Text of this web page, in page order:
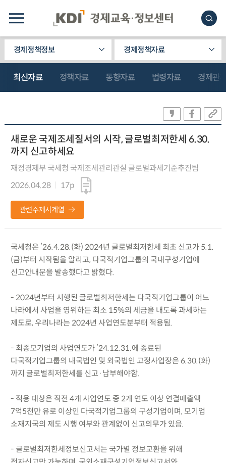
경제정책정보 경제정책자료
최신자료 정책자료 동향자료 법령자료 경제관
새로운 국제조세질서의 시작, 글로벌최저한세 6.30.
까지 신고하세요
재정경제부 국세청 국제조세관리관실 글로벌과세기준추진팀
2026.04.28
17p
관련주제시계열
국세청은 ’26.4.28.(화) 2024년 글로벌최저한세 최초 신고가 5.1.
(금)부터 시작됨을 알리고, 다국적기업그룹의 국내구성기업에
신고안내문을 발송했다고 밝혔다.
- 2024년부터 시행된 글로벌최저한세는 다국적기업그룹이 어느
나라에서 사업을 영위하든 최소 15%의 세금을 내도록 과세하는
제도로, 우리나라는 2024년 사업연도분부터 적용됨.
- 최종모기업의 사업연도가 ’24.12.31.에 종료된
다국적기업그룹의 내국법인 및 외국법인 고정사업장은 6.30.(화)
까지 글로벌최저한세를 신고·납부해야함.
- 적용 대상은 직전 4개 사업연도 중 2개 연도 이상 연결매출액
7억5천만 유로 이상인 다국적기업그룹의 구성기업이며, 모기업
소재지국의 제도 시행 여부와 관계없이 신고의무가 있음.
- 글로벌최저한세정보신고서는 국가별 정보교환을 위해